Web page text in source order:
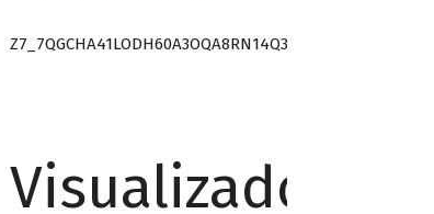
Z7_7QGCHA41LODH60A3OQA8RN14Q3
Visualizador